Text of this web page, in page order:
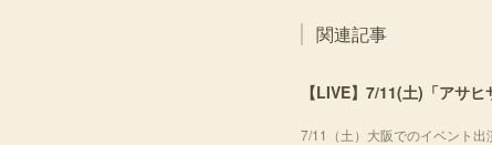
関連記事
【LIVE】7/11(土)「アサ
7/11（土）大阪でのイベント出